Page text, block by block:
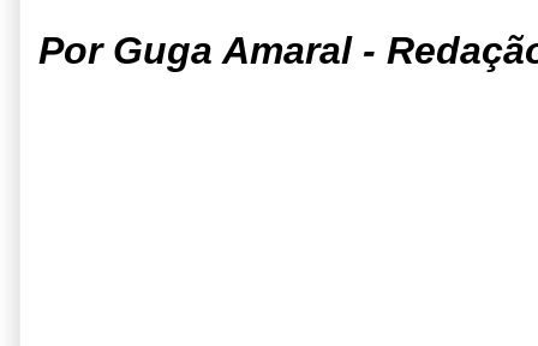
Por Guga Amaral -